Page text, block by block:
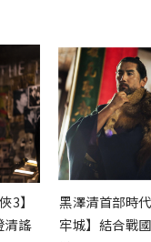
3】
清謠
黑澤清首部時
牢城】結合戰